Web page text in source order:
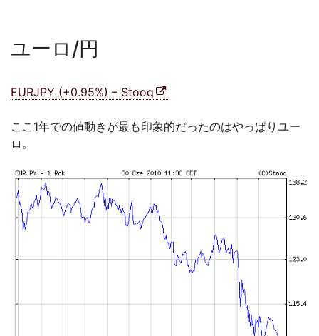
ユーロ/円
EURJPY (+0.95%) – Stooq
ここ1年での値動きが最も印象的だったのはやっぱりユー
ロ。